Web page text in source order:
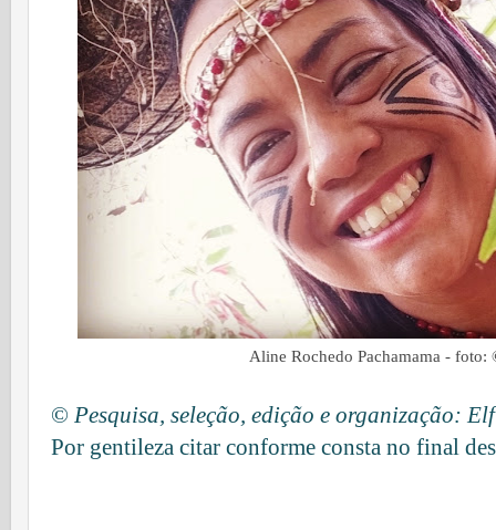
Aline Rochedo Pachamama - foto:
© Pesquisa, seleção, edição e organização:
Por gentileza citar conforme consta no final